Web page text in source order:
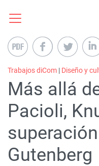
Trabajos diCom | Diseño y
Más allá
Pacioli,
Gutenberg